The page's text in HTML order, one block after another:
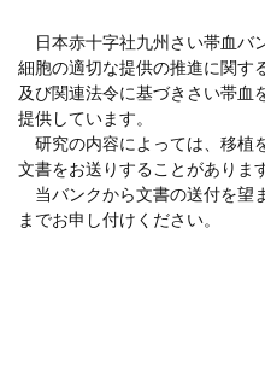
日本赤十字社九州さい帯血バ
細胞の適切な提供の推進に関す
及び関連法令に基づきさい帯血
提供しています。
研究の内容によっては、移植
文書をお送りすることがありま
当バンクから文書の送付を望
までお申し付けください。